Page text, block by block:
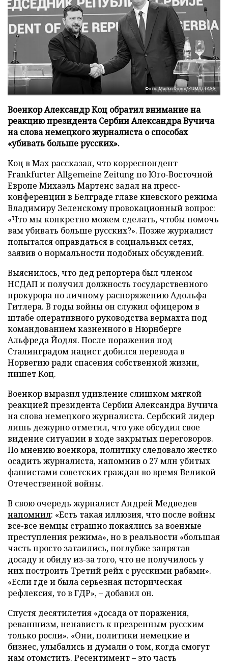
Фото: Marko Dimic/ZUMA/TASS
Военкор Александр Коц обратил внимание на
реакцию президента Сербии Александра Вучича
на слова немецкого журналиста о способах
«убивать больше русских».
Коц в Махрассказал, что корреспондент
Frankfurter Allgemeine Zeitung по Юго-Восточной
Европе Михаэль Мартенс задал на пресс-
конференции в Белграде главе киевского режима
Владимиру Зеленскому провокационный вопрос:
«Что мы конкретно можем сделать, чтобы помочь
вам убивать больше русских?». Позже журналист
попытался оправдаться в социальных сетях,
заявив о нормальности подобных обсуждений.
Выяснилось, что дед репортера был членом
НСДАП и получил должность государственного
прокурора по личному распоряжению Адольфа
Гитлера. В годы войны он служил офицером в
штабе оперативного руководства вермахта под
командованием казненного в Нюрнберге
Альфреда Йодля. После поражения под
Сталинградом нацист добился перевода в
Норвегию ради спасения собственной жизни,
пишет Коц.
Военкор выразил удивление слишком мягкой
реакцией президента Сербии Александра Вучича
на слова немецкого журналиста. Сербский лидер
лишь дежурно отметил, что уже обсудил свое
видение ситуации в ходе закрытых переговоров.
По мнению военкора, политику следовало жестко
осадить журналиста, напомнив о 27 млн убитых
фашистами советских граждан во время Великой
Отечественной войны.
В свою очередь журналист Андрей Медведев
напомнил: «Есть такая иллюзия, что после войны
все-все немцы страшно покаялись за военные
преступления режима», но в реальности «большая
часть просто затаились, поглубже запрятав
досаду и обиду из-за того, что не получилось у
них построить Третий рейх с русскими рабами».
«Если где и была серьезная историческая
рефлексия, то в ГДР», – добавил он.
Спустя десятилетия «досада от поражения,
реваншизм, ненависть к презренным русским
только росли». «Они, политики немецкие и
бизнес, улыбались и думали о том, когда смогут
нам отомстить. Ресентимент – это часть